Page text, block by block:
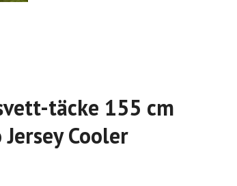
täcke 155 cm
Cooler